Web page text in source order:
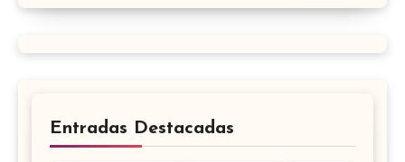
Entradas Destacadas